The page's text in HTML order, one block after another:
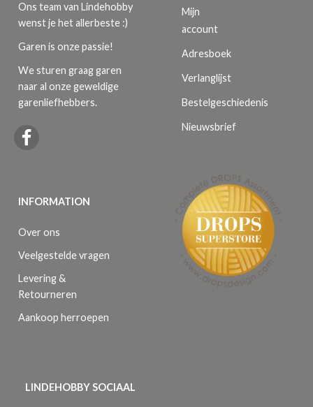
Ons team van Lindehobby
wenst je het allerbeste :)
Garen is onze passie!
We sturen graag garen
naar al onze geweldige
garenliefhebbers.
INFORMATION
Over ons
Veelgestelde vragen
Levering &
Retourneren
Aankoop herroepen
Mijn
account
Adresboek
Verlanglijst
Bestelgeschiedenis
Nieuwsbrief
LINDEHOBBY SOCIAAL